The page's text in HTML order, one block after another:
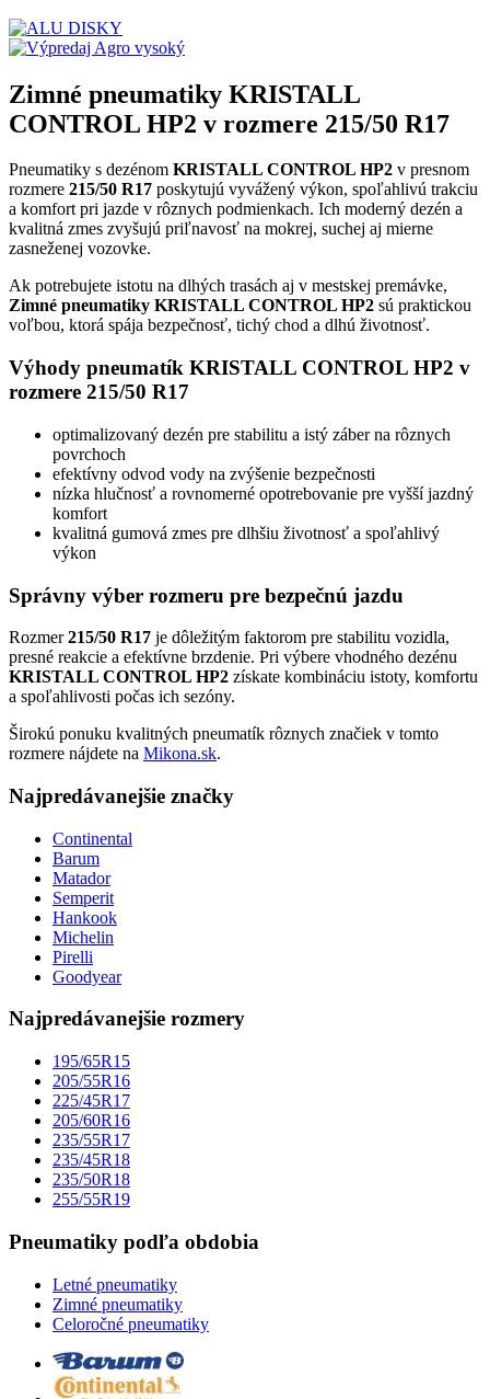
Zimné pneumatiky KRISTALL
CONTROL HP2 v rozmere 215/50 R17
Pneumatiky s dezénom KRISTALL CONTROL HP2 v presnom
rozmere 215/50 R17 poskytujú vyvážený výkon, spoľahlivú trakciu
a komfort pri jazde v rôznych podmienkach. Ich moderný dezén a
kvalitná zmes zvyšujú priľnavosť na mokrej, suchej aj mierne
zasneženej vozovke.
Ak potrebujete istotu na dlhých trasách aj v mestskej premávke,
Zimné pneumatiky KRISTALL CONTROL HP2 sú praktickou
voľbou, ktorá spája bezpečnosť, tichý chod a dlhú životnosť.
Výhody pneumatík KRISTALL CONTROL HP2 v
rozmere 215/50 R17
optimalizovaný dezén pre stabilitu a istý záber na rôznych
povrchoch
efektívny odvod vody na zvýšenie bezpečnosti
nízka hlučnosť a rovnomerné opotrebovanie pre vyšší jazdný
komfort
kvalitná gumová zmes pre dlhšiu životnosť a spoľahlivý
výkon
Správny výber rozmeru pre bezpečnú jazdu
Rozmer215/50 R17 je dôležitým faktorom pre stabilitu vozidla,
presné reakcie a efektívne brzdenie. Pri výbere vhodného dezénu
KRISTALL CONTROL HP2 získate kombináciu istoty, komfortu
a spoľahlivosti počas ich sezóny.
Širokú ponuku kvalitných pneumatík rôznych značiek v tomto
rozmere nájdete na Mikona.sk.
Najpredávanejšie značky
Continental
Barum
Matador
Semperit
Hankook
Michelin
Pirelli
Goodyear
Najpredávanejšie rozmery
195/65R15
205/55R16
225/45R17
205/60R16
235/55R17
235/45R18
235/50R18
255/55R19
Pneumatiky podľa obdobia
Letné pneumatiky
Zimné pneumatiky
Celoročné pneumatiky